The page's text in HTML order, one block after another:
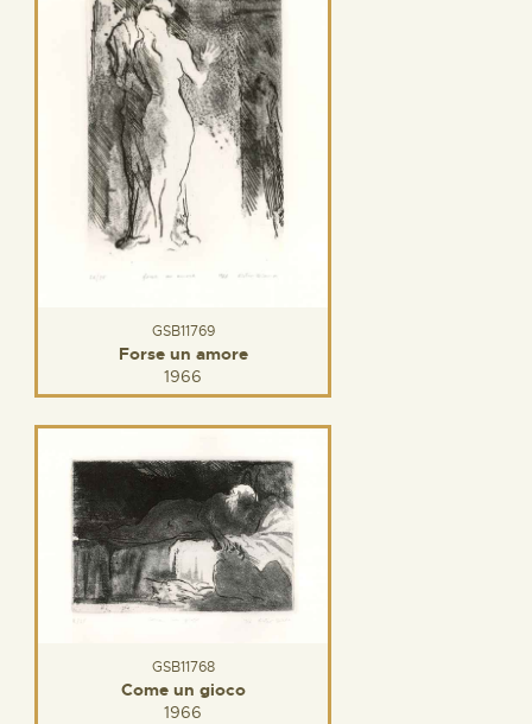
GSB11769
Forse un amore
1966
GSB11768
Come un gioco
1966